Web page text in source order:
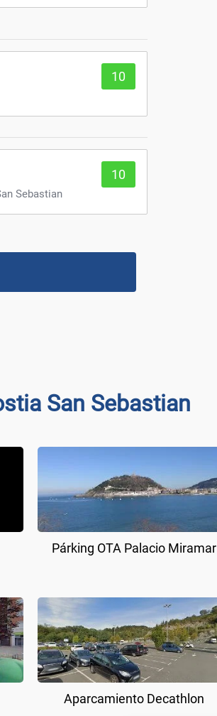
10
10
Sebastian
San Sebastian
Párking OTA Palacio Miramar
Aparcamiento Decathlon